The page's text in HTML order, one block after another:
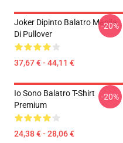
Joker Dipinto Balatro Maglia
Di Pullover
37,67 € - 44,11 €
-20%
Io Sono Balatro T-Shirt
Premium
24,38 € - 28,06 €
-20%